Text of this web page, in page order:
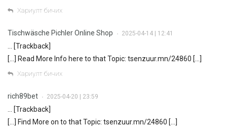
Хариулт бичих
Tischwäsche Pichler Online Shop • 2025-04-14 | 12:41
… [Trackback]
[…] Read More Info here to that Topic: tsenzuur.mn/24860 […]
Хариулт бичих
rich89bet • 2025-04-20 | 23:59
… [Trackback]
[…] Find More on to that Topic: tsenzuur.mn/24860 […]